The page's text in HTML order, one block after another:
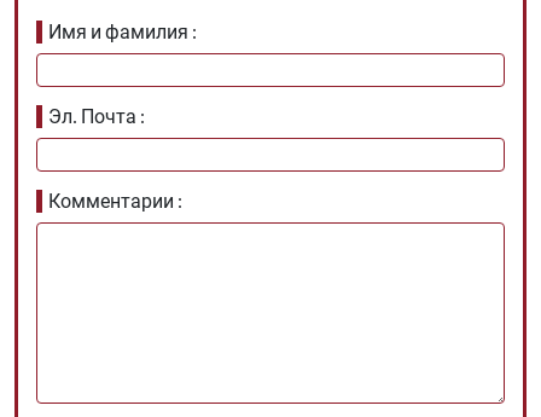
Имя и фамилия
Эл. Почта
Комментарии